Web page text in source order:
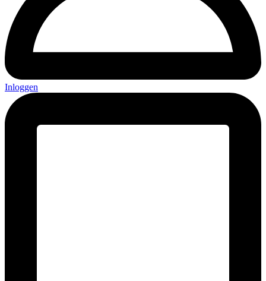
Inloggen